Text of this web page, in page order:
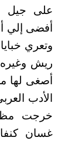
على جيل
أفضى إلي
وتعري
ريش وغيره
أصغى لها
الأدب
خرجت
غسان